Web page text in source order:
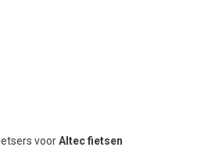
voorAltec fietsen